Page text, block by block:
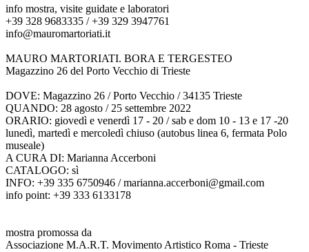
info mostra, visite guidate e laboratori
+39 328 9683335 / +39 329 3947761
info@mauromartoriati.it
MAURO MARTORIATI. BORA E TERGESTEO
Magazzino 26 del Porto Vecchio di Trieste
DOVE: Magazzino 26 / Porto Vecchio / 34135 Trieste
QUANDO: 28 agosto / 25 settembre 2022
ORARIO: giovedì e venerdì 17 - 20 / sab e dom 10 - 13 e 17 -20
lunedì, martedì e mercoledì chiuso (autobus linea 6, fermata Polo
museale)
A CURA DI: Marianna Accerboni
CATALOGO: sì
INFO: +39 335 6750946 / marianna.accerboni@gmail.com
info point: +39 333 6133178
mostra promossa da
Associazione M.A.R.T. Movimento Artistico Roma - Trieste